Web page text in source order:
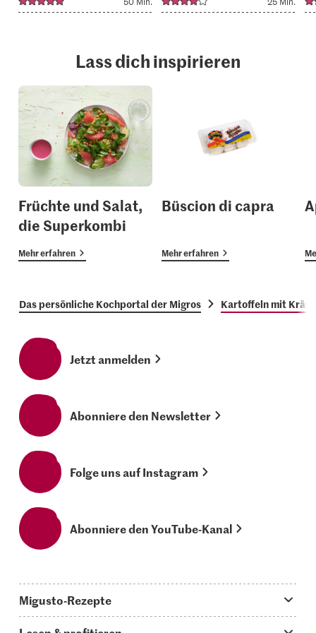
Lass dich inspirieren
Früchte und Salat,
die Superkombi
Mehr erfahren
Büscion di capra
Mehr erfahren
Das persönliche Kochportal der Migros Kartoffeln mit
Jetzt anmelden
Abonniere den Newsletter
Folge uns auf Instagram
Abonniere den YouTube-Kanal
Migusto-Rezepte